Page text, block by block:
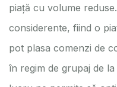
piață cu volume
considerente, fiind o
pot plasa comenzi de
în regim de grupaj de